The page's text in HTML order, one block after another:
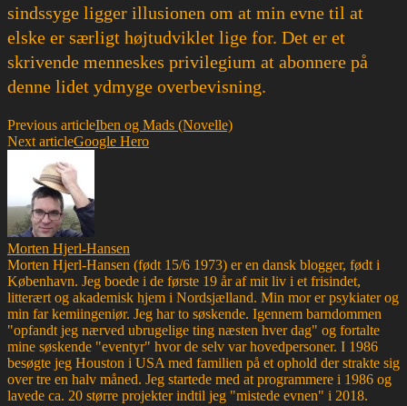
sindssyge ligger illusionen om at min evne til at
elske er særligt højtudviklet lige for. Det er et
skrivende menneskes privilegium at abonnere på
denne lidet ydmyge overbevisning.
Previous articleIben og Mads (Novelle)
Next articleGoogle Hero
Morten Hjerl-Hansen
Morten Hjerl-Hansen (født 15/6 1973) er en dansk blogger, født i
København. Jeg boede i de første 19 år af mit liv i et frisindet,
litterært og akademisk hjem i Nordsjælland. Min mor er psykiater og
min far kemiingeniør. Jeg har to søskende. Igennem barndommen
"opfandt jeg nærved ubrugelige ting næsten hver dag" og fortalte
mine søskende "eventyr" hvor de selv var hovedpersoner. I 1986
besøgte jeg Houston i USA med familien på et ophold der strakte sig
over tre en halv måned. Jeg startede med at programmere i 1986 og
lavede ca. 20 større projekter indtil jeg "mistede evnen" i 2018.